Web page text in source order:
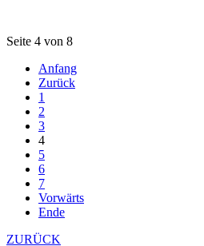
Seite 4 von 8
Anfang
Zurück
1
2
3
4
5
6
7
Vorwärts
Ende
ZURÜCK